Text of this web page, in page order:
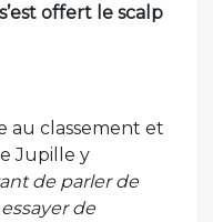
offert le scalp
au classement et
Jupille y
de parler de
de